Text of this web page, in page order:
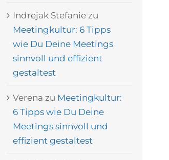
Indrejak Stefaniezu
Meetingkultur: 6 Tipps
wie Du Deine Meetings
sinnvoll und effizient
gestaltest
Verena zu Meetingkultur:
6 Tipps wie Du Deine
Meetings sinnvoll und
effizient gestaltest